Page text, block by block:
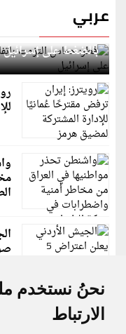
نحنُ نستخدم
الارتباط
عربي
قطر: حماس التزمت
بالضغط على إسرائيل